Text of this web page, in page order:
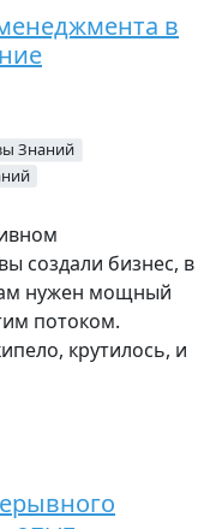
в
Знаний
создали бизнес, в
нужен мощный
потоком.
крутилось, и